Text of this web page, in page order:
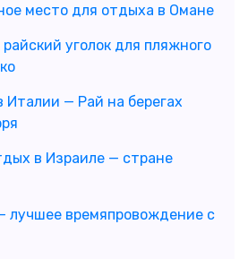
место для отдыха в Омане
уголок для пляжного
— Рай на берегах
в Израиле — стране
времяпровождение с